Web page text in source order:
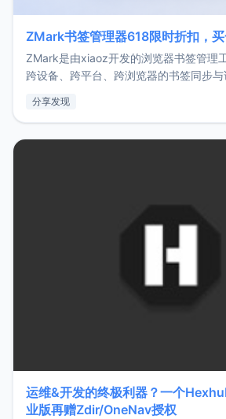
ZMark书签管理器618限时折扣，
ZMark是由xiaoz开发的浏览器书签管理
跨设备、跨平台、跨浏览器的书签同步
用，让管理更高效。ZMark官网地址：
分享发现
运维&开发的终极利器？一个
业版再赠Zdir/OneNav授权